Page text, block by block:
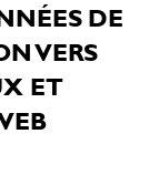
DE
VERS
ET